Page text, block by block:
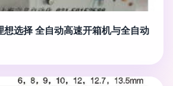
想选择 全自动高速开箱机与全自动